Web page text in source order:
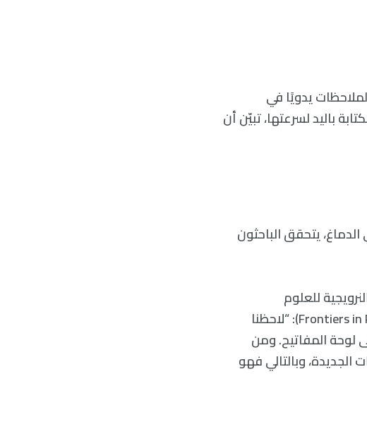
يدويًا في
باليد لسرعتها، تبيّن أن
يتحقق الباحثون
للعلوم
والتكنولوجيا والأستاذ المشارك في الدراسة المنشورة في (Frontiers in Psychology): “لاحظنا
لوحة المفاتيح. ومن
الجديدة، وبالتالي فهو